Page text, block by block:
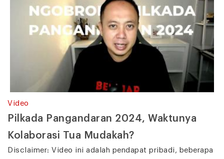
Video
Pilkada Pangandaran 2024, Waktunya
Kolaborasi Tua Mudakah?
Disclaimer: Video ini adalah pendapat pribadi, beberapa